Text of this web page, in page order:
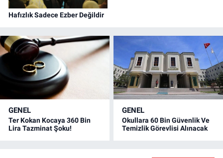
Hafızlık Sadece Ezber Değildir
GENEL
Ter Kokan Kocaya 360 Bin
Lira Tazminat Şoku!
GENEL
Okullara 60 Bin Güvenlik Ve
Temizlik Görevlisi Alınacak